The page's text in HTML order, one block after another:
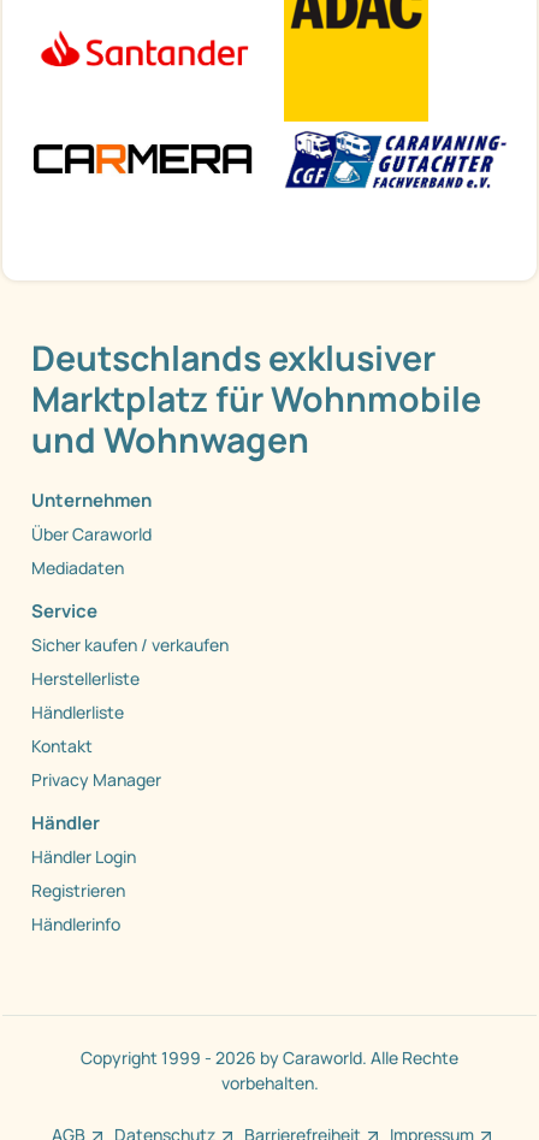
Deutschlands exklusiver
Marktplatz für Wohnmobile
und Wohnwagen
Unternehmen
Über Caraworld
Mediadaten
Service
Sicher kaufen / verkaufen
Herstellerliste
Händlerliste
Kontakt
Privacy Manager
Händler
Händler Login
Registrieren
Händlerinfo
Copyright 1999 - 2026 by Caraworld. Alle Rechte
vorbehalten.
AGB Datenschutz Barrierefreiheit Impressum